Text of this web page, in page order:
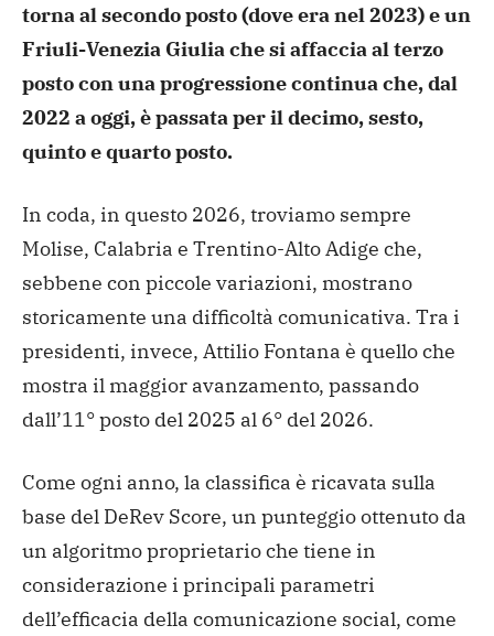
torna al secondo posto (dove era nel 2023) e un
Friuli-Venezia Giulia che si affaccia al terzo
posto con una progressione continua che, dal
2022 a oggi, è passata per il decimo, sesto,
quinto e quarto posto.
In coda, in questo 2026, troviamo sempre
Molise, Calabria e Trentino-Alto Adige che,
sebbene con piccole variazioni, mostrano
storicamente una difficoltà comunicativa. Tra i
presidenti, invece, Attilio Fontana è quello che
mostra il maggior avanzamento, passando
dall’11° posto del 2025 al 6° del 2026.
Come ogni anno, la classifica è ricavata sulla
base del DeRev Score, un punteggio ottenuto da
un algoritmo proprietario che tiene in
considerazione i principali parametri
dell’efficacia della comunicazione social, come